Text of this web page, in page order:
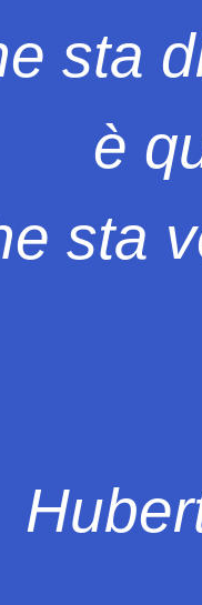
sta
è
sta